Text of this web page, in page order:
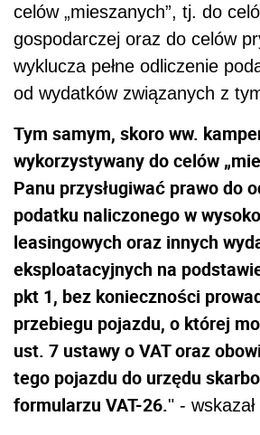
celów „mieszanych”, tj. do
gospodarczej oraz do celów
wyklucza pełne odliczenie
od wydatków związanych z
Tym samym, skoro ww.
wykorzystywany do celów
Panu przysługiwać prawo do
podatku naliczonego w
leasingowych oraz innych
eksploatacyjnych na
pkt 1, bez konieczności
przebiegu pojazdu, o której
ust. 7 ustawy o VAT oraz
tego pojazdu do urzędu
formularzu VAT-26." -